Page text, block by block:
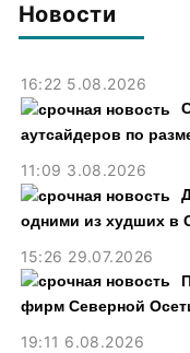
Новости
16:22 5.08.2026
аутсайдеров по
11:09 3.08.2026
одними из худших в
15:26 29.07.2026
фирм Северной
19:11 6.08.2026